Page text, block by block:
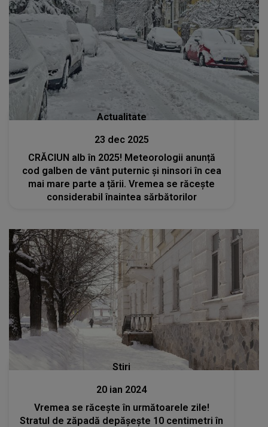
Actualitate
23 dec 2025
CRĂCIUN alb în 2025! Meteorologii anunță
cod galben de vânt puternic și ninsori în cea
mai mare parte a țării. Vremea se răcește
considerabil înaintea sărbătorilor
Stiri
20 ian 2024
Vremea se răcește în următoarele zile!
Stratul de zăpadă depășește 10 centimetri în